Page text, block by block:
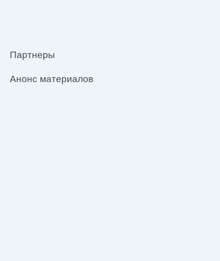
Партнеры
Анонс материалов